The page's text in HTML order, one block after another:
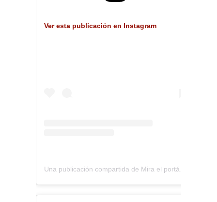
Ver esta publicación en Instagram